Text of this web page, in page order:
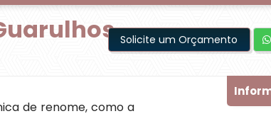
Solicite um Orçamento
de renome, como a